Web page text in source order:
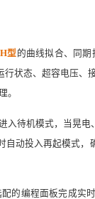
型的曲线拟合、同期
状态、超容电压
。
入待机模式，当晃
动投入再起模式
的编程面板完成